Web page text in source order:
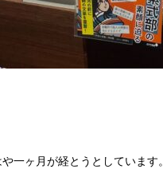
一ヶ月が経とうとしています。